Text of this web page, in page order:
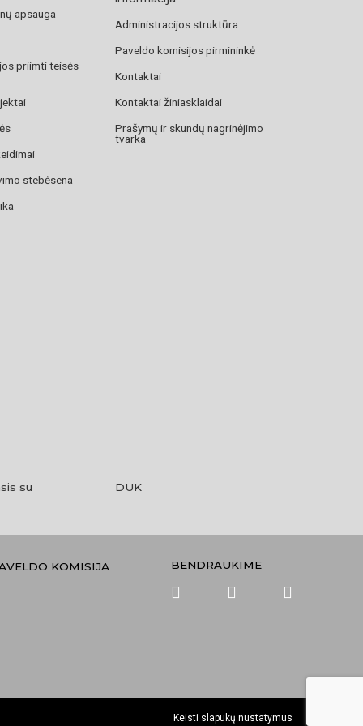
apsauga
priimti teisės
stebėsena
Administracijos struktūra
Paveldo komisijos pirmininkė
Kontaktai
Kontaktai žiniasklaidai
Prašymų ir skundų nagrinėjimo
tvarka
su
DUK
KOMISIJA BENDRAUKIME
Keisti slapukų nustatymus